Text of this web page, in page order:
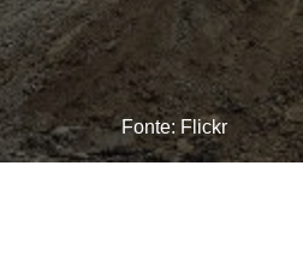
Fonte: Flickr